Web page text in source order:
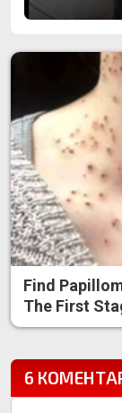
Find
The First
6